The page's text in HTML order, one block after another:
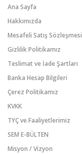
Ana Sayfa
Hakkımızda
Mesafeli Satış Sözleşmesi
Gizlilik Politikamız
Teslimat ve İade Şartları
Banka Hesap Bilgileri
Çerez Politikamız
KVKK
TYÇ ve Faaliyetlerimiz
SEM E-BÜLTEN
Misyon / Vizyon